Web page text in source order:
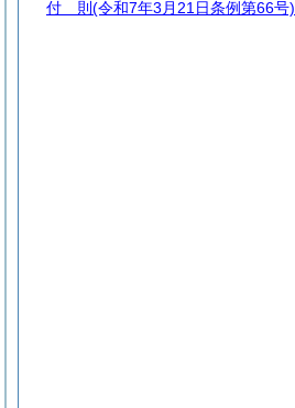
付 則 (令和7年3月21日条例第66号)